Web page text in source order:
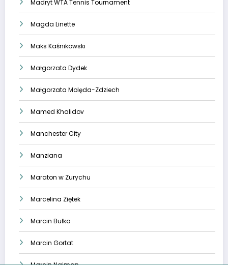
Madryt WTA Tennis Tournament
Magda Linette
Maks Kaśnikowski
Małgorzata Dydek
Małgorzata Molęda-Zdziech
Mamed Khalidov
Manchester City
Manziana
Maraton w Zurychu
Marcelina Ziętek
Marcin Bułka
Marcin Gortat